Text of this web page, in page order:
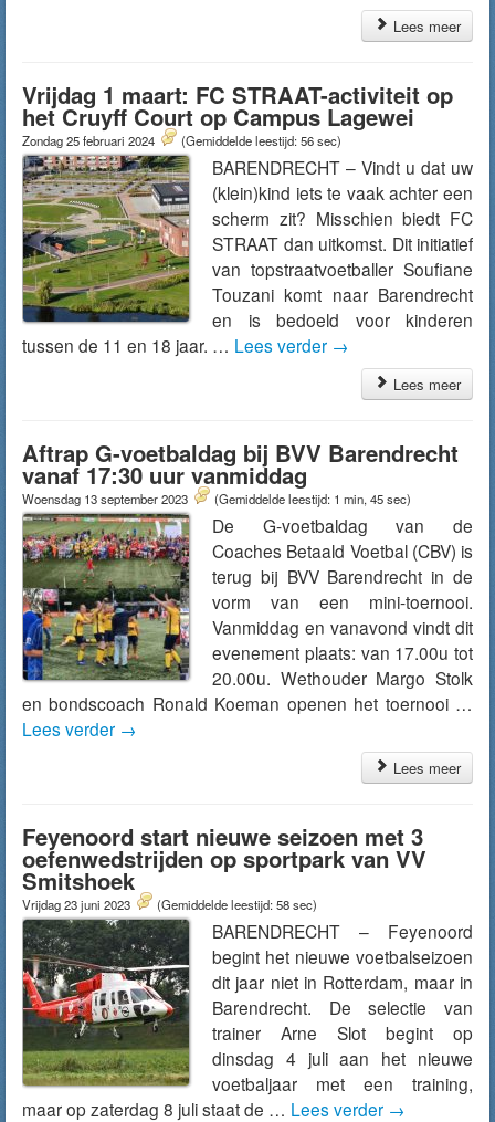
Lees meer
Vrijdag 1 maart: FC STRAAT-activiteit op
het Cruyff Court op Campus Lagewei
Zondag 25 februari 2024 (Gemiddelde leestijd: 56 sec)
BARENDRECHT – Vindt u dat uw
(klein)kind iets te vaak achter een
scherm zit? Misschien biedt FC
STRAAT dan uitkomst. Dit initiatief
van topstraatvoetballer Soufiane
Touzani komt naar Barendrecht
en is bedoeld voor kinderen
tussen de 11 en 18 jaar. … Lees verder →
Lees meer
Aftrap G-voetbaldag bij BVV Barendrecht
vanaf 17:30 uur vanmiddag
Woensdag 13 september 2023 (Gemiddelde leestijd: 1 min, 45 sec)
De G-voetbaldag van de
Coaches Betaald Voetbal (CBV) is
terug bij BVV Barendrecht in de
vorm van een mini-toernooi.
Vanmiddag en vanavond vindt dit
evenement plaats: van 17.00u tot
20.00u. Wethouder Margo Stolk
en bondscoach Ronald Koeman openen het toernooi …
Lees verder →
Lees meer
Feyenoord start nieuwe seizoen met 3
oefenwedstrijden op sportpark van VV
Smitshoek
Vrijdag 23 juni 2023 (Gemiddelde leestijd: 58 sec)
BARENDRECHT – Feyenoord
begint het nieuwe voetbalseizoen
dit jaar niet in Rotterdam, maar in
Barendrecht. De selectie van
trainer Arne Slot begint op
dinsdag 4 juli aan het nieuwe
voetbaljaar met een training,
maar op zaterdag 8 juli staat de … Lees verder →